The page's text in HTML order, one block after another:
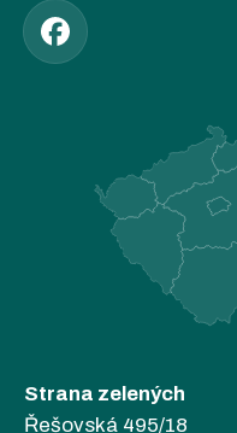
Strana zelených
Řešovská 495/18